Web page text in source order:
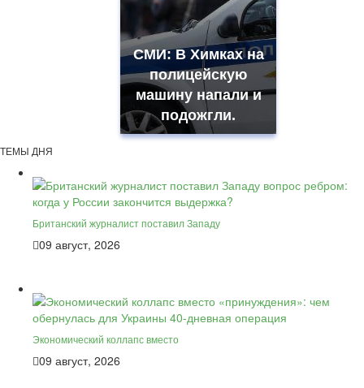
СМИ: В Химках на
полицейскую
машину напали и
подожгли.
ТЕМЫ ДНЯ
Британский журналист поставил Западу
09 август, 2026
Экономический коллапс вместо
09 август, 2026